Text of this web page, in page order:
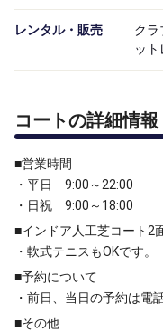
レンタル・販売
クラ
ッ
コートの詳細情報
■営業時間
・平日 9:00～22:00
・日祝 9:00～18:00
■インドア人工芝コート2
・軟式テニスもOKです。
■予約について
・前日、当日の予約は電
■その他